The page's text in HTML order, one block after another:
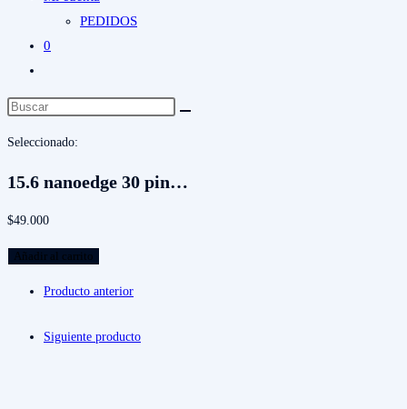
PEDIDOS
0
de
la
Seleccionado:
15.6 nanoedge 30 pin…
$49.000
15.6
Añadir al carrito
Producto anterior
Siguiente producto